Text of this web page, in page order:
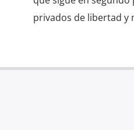
privados de libertad y